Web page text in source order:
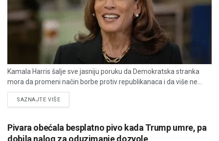
Kamala Harris šalje sve jasniju poruku da Demokratska stranka
mora da promeni način borbe protiv republikanaca i da više ne...
SAZNAJTE VIŠEDETAILS
Pivara obećala besplatno pivo kada Trump umre, pa
dobila nalog za oduzimanje dozvole